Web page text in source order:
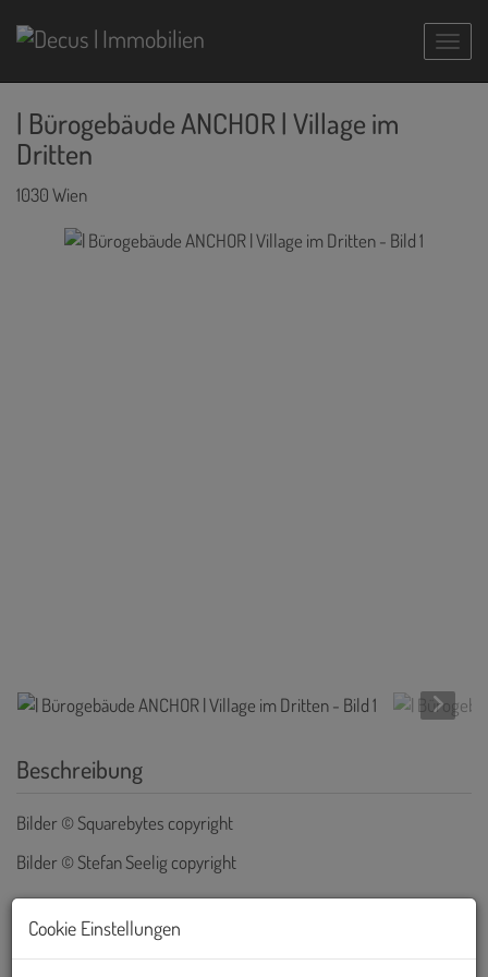
| Bürogebäude ANCHOR | Village im
Dritten
1030 Wien
Beschreibung
Bilder © Squarebytes copyright
Bilder © Stefan Seelig copyright
Objekt und Lage:
Cookie Einstellungen